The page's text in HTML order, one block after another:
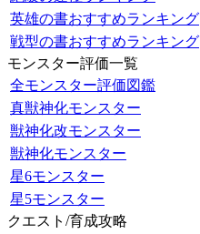
英雄の書おすすめランキング
戦型の書おすすめランキング
モンスター評価一覧
全モンスター評価図鑑
真獣神化モンスター
獣神化改モンスター
獣神化モンスター
星6モンスター
星5モンスター
クエスト/育成攻略